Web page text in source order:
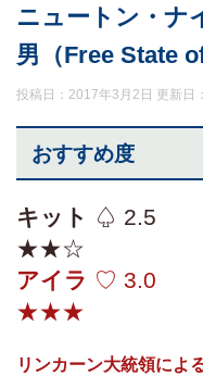
ニュートン・ナ
男（Free State
投稿日：2017年3月2日 更新日：
おすすめ度
キット
♤ 2.5
★★☆
アイラ ♡ 3.0
★★★
リンカーン大統領によ